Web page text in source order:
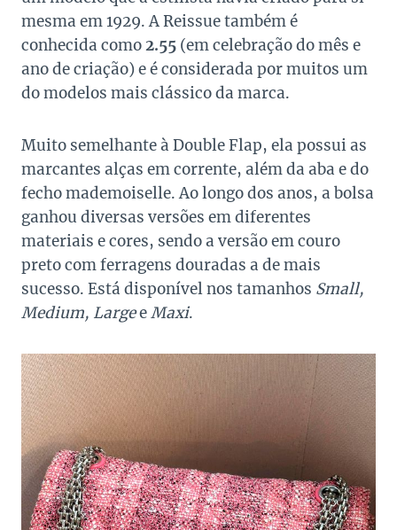
mesma em 1929. A Reissue também é
conhecida como2.55 (em celebração do mês e
ano de criação) e é considerada por muitos um
do modelos mais clássico da marca.
Muito semelhante à Double Flap, ela possui as
marcantes alças em corrente, além da aba e do
fecho mademoiselle. Ao longo dos anos, a bolsa
ganhou diversas versões em diferentes
materiais e cores, sendo a versão em couro
preto com ferragens douradas a de mais
sucesso. Está disponível nos tamanhos Small,
Medium, LargeeMaxi.